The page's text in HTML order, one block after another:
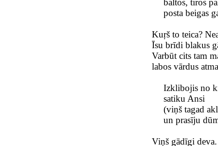
baltos, tīros
posta beigas
Kuŗš to teica?
Īsu brīdi blakus
Varbūt cits tam
labos vārdus
Izklibojis no
satiku Ansi
(viņš tagad
un prasīju
Viņš gādīgi deva.